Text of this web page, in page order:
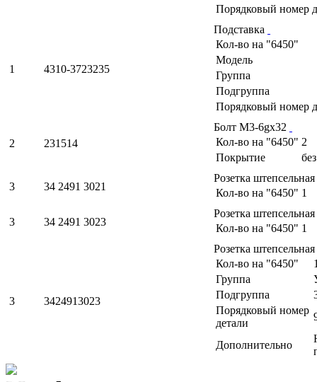
Порядковый номер
1 4310-3723235
Подставка
Кол-во на "6450"
Модель
Группа
Подгруппа
Порядковый номер
2 231514
Болт М3-6gх32
Кол-во на "6450" 2
Покрытие
3 34 2491 3021
Розетка
Кол-во на "6450" 1
3 34 2491 3023
Розетка
Кол-во на "6450" 1
3 3424913023
Розетка
Кол-во на "6450"
Группа
Подгруппа
Порядковый номер
детали
Дополнительно